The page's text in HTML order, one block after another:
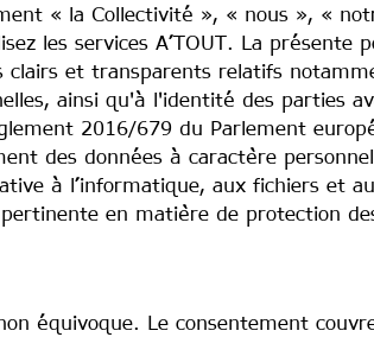
« la Collectivité », « nous », «
les services A’TOUT. La présente
clairs et transparents relatifs
ainsi qu'à l'identité des parties
2016/679 du Parlement
des données à caractère
à l’informatique, aux fichiers et
en matière de protection
équivoque. Le consentement